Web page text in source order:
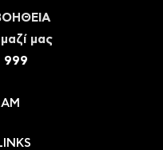
μας
999